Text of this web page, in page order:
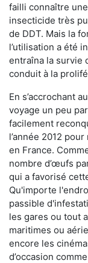
failli connaître
insecticide très
de DDT. Mais la
l’utilisation a été
entraîna la survie
conduit à la
En s’accrochant
voyage un peu
facilement
l’année 2012
en France.
nombre d’œufs
qui a favorisé
Qu'importe
passible
les gares ou tout
maritimes ou
encore les
d’occasion